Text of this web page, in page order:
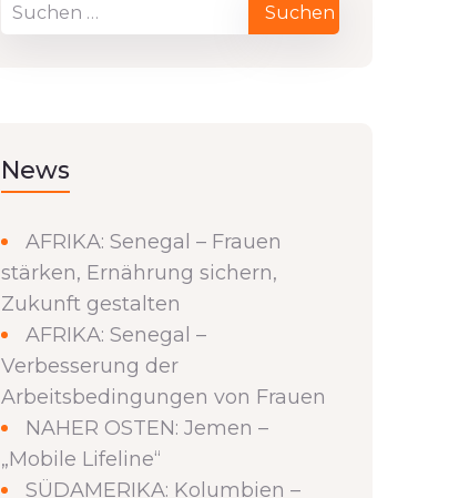
News
AFRIKA: Senegal – Frauen
stärken, Ernährung sichern,
Zukunft gestalten
AFRIKA: Senegal –
Verbesserung der
Arbeitsbedingungen von Frauen
NAHER OSTEN: Jemen –
„Mobile Lifeline“
SÜDAMERIKA: Kolumbien –